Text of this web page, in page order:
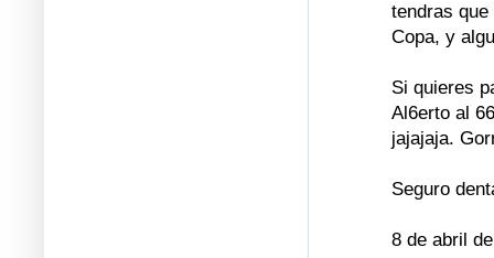
tendras
Copa, y
Si quieres
Al6erto al
jajajaja.
Seguro
8 de abril